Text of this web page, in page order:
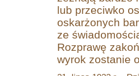
lub przeciwko
oskarżonych
ze
Rozprawę
wyrok zostanie